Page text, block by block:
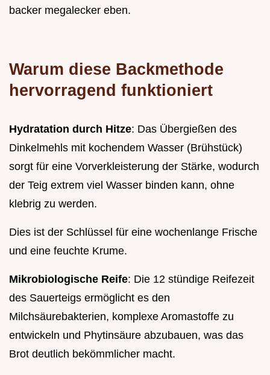
backer megalecker eben.
Warum diese Backmethode
hervorragend funktioniert
Hydratation durch Hitze: Das Übergießen des
Dinkelmehls mit kochendem Wasser (Brühstück)
sorgt für eine Vorverkleisterung der Stärke, wodurch
der Teig extrem viel Wasser binden kann, ohne
klebrig zu werden.
Dies ist der Schlüssel für eine wochenlange Frische
und eine feuchte Krume.
Mikrobiologische Reife: Die 12 stündige Reifezeit
des Sauerteigs ermöglicht es den
Milchsäurebakterien, komplexe Aromastoffe zu
entwickeln und Phytinsäure abzubauen, was das
Brot deutlich bekömmlicher macht.